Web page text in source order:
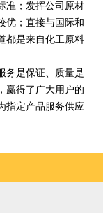
准；发挥公司原材
优；直接与国际和
都是来自化工原料
务是保证、质量是
赢得了广大用户的
指定产品服务供应